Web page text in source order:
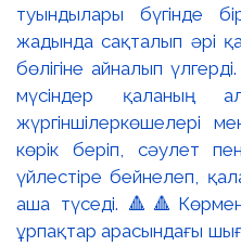
туындылары бүгінде
жадында сақталып әрі
бөлігіне айналып
мүсіндер қаланың
жүргіншілеркөшелері
көрік беріп, сәулет
үйлестіре бейнелеп,
аша түседі.
ұрпақтар арасындағы